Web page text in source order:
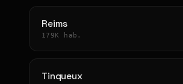
Reims
179K hab.
Tinqueux